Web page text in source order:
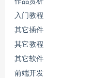
入门教程
其它插件
其它教程
其它软件
前端开发